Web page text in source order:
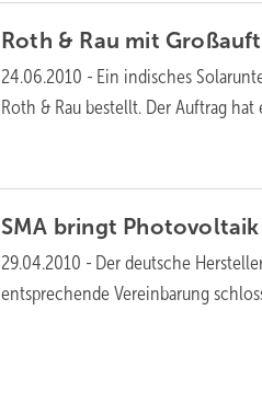
Roth & Rau mit
24.06.2010 - Ein indisches
Roth & Rau bestellt. Der Auftrag
SMA bringt
29.04.2010 - Der deutsche
entsprechende Vereinbarung